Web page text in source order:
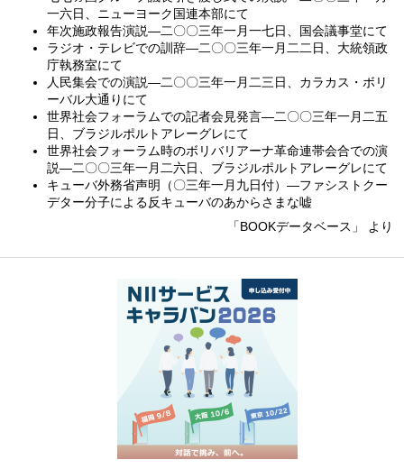
一六日、ニューヨーク国連本部にて
年次施政報告演説—二〇〇三年一月一七日、国会議事堂にて
ラジオ・テレビでの訓辞—二〇〇三年一月二二日、大統領政
庁執務室にて
人民集会での演説—二〇〇三年一月二三日、カラカス・ボリ
ーバル大通りにて
世界社会フォーラムでの記者会見発言—二〇〇三年一月二五
日、ブラジルポルトアレーグレにて
世界社会フォーラム時のボリバリアーナ革命連帯会合での演
説—二〇〇三年一月二六日、ブラジルポルトアレーグレにて
キューバ外務省声明（〇三年一月九日付）—ファシストクー
デター分子による反キューバのあからさまな嘘
「BOOKデータベース」 より